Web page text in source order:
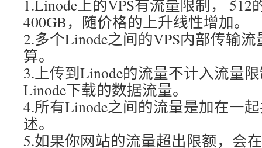
1.Linode上的VPS有流量限制， 512
400GB，随价格的上升线性增加。
2.多个Linode之间的VPS内部传输
算。
3.上传到Linode的流量不计入流量
Linode下载的数据流量。
4.所有Linode之间的流量是加在一
述。
5.如果你网站的流量超出限额，会